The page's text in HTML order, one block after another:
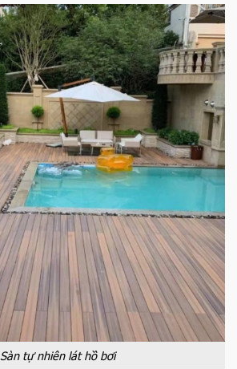
Sàn tự nhiên lát hồ bơi